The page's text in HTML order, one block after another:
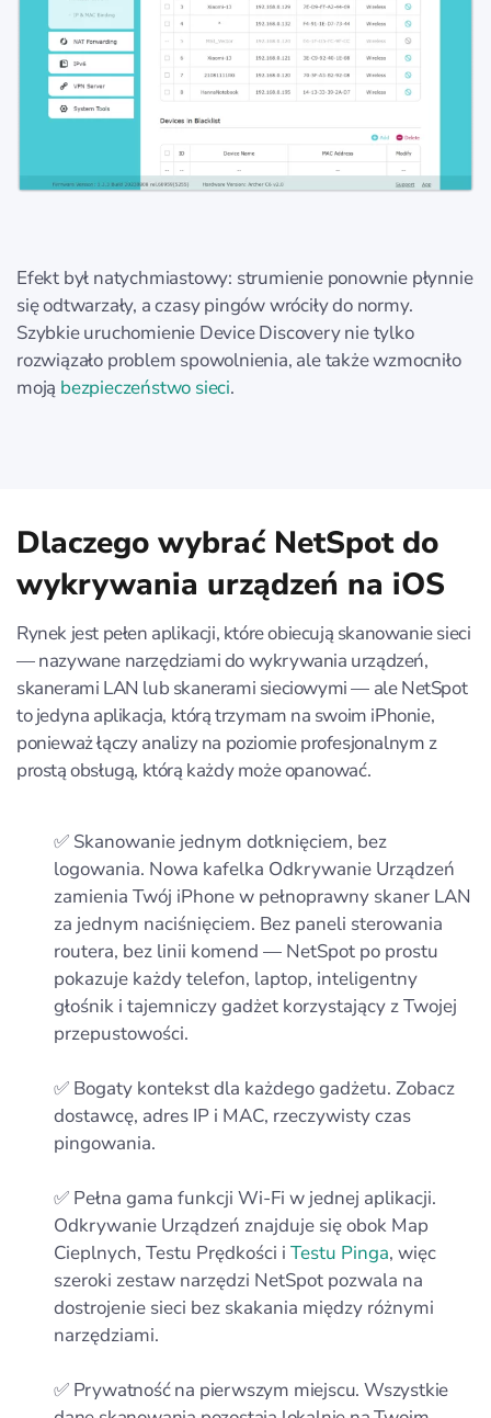
Efekt był natychmiastowy: strumienie ponownie płynnie
się odtwarzały, a czasy pingów wróciły do normy.
Szybkie uruchomienie Device Discovery nie tylko
rozwiązało problem spowolnienia, ale także wzmocniło
moją bezpieczeństwo sieci.
Dlaczego wybrać NetSpot do
wykrywania urządzeń na iOS
Rynek jest pełen aplikacji, które obiecują skanowanie sieci
— nazywane narzędziami do wykrywania urządzeń,
skanerami LAN lub skanerami sieciowymi — ale NetSpot
to jedyna aplikacja, którą trzymam na swoim iPhonie,
ponieważ łączy analizy na poziomie profesjonalnym z
prostą obsługą, którą każdy może opanować.
✅ Skanowanie jednym dotknięciem, bez
logowania. Nowa kafelka Odkrywanie Urządzeń
zamienia Twój iPhone w pełnoprawny skaner LAN
za jednym naciśnięciem. Bez paneli sterowania
routera, bez linii komend — NetSpot po prostu
pokazuje każdy telefon, laptop, inteligentny
głośnik i tajemniczy gadżet korzystający z Twojej
przepustowości.
✅ Bogaty kontekst dla każdego gadżetu. Zobacz
dostawcę, adres IP i MAC, rzeczywisty czas
pingowania.
✅ Pełna gama funkcji Wi‑Fi w jednej aplikacji.
Odkrywanie Urządzeń znajduje się obok Map
Cieplnych, Testu Prędkości i Testu Pinga, więc
szeroki zestaw narzędzi NetSpot pozwala na
dostrojenie sieci bez skakania między różnymi
narzędziami.
✅ Prywatność na pierwszym miejscu. Wszystkie